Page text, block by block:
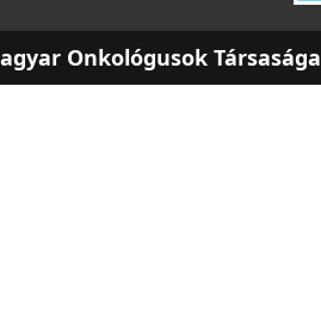
Onkológusok Társasága